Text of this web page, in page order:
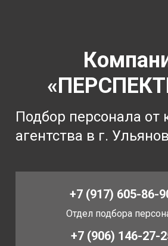
+7 (906) 146-27-
Отдел подбора
+7 (917) 605-86-
Подбор персонала от
агентства в г.